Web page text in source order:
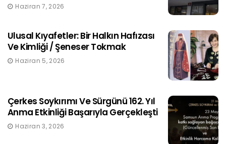
Haziran 7, 2026
Ulusal Kıyafetler: Bir Halkın Hafızası
Ve Kimliği / Şeneser Tokmak
Haziran 5, 2026
Çerkes Soykırımı Ve Sürgünü 162. Yıl
Anma Etkinliği Başarıyla Gerçekleşti
Haziran 3, 2026